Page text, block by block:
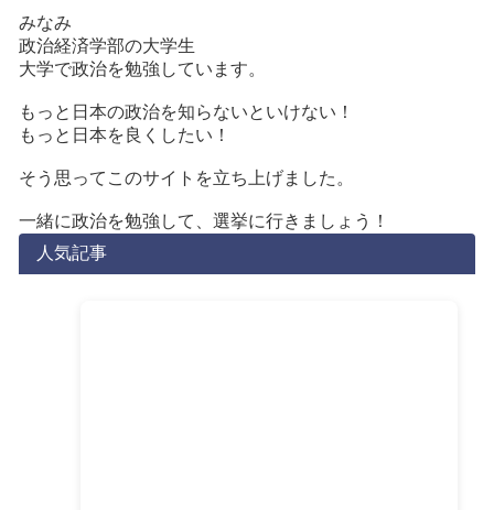
みなみ
政治経済学部の大学生
大学で政治を勉強しています。
もっと日本の政治を知らないといけない！
もっと日本を良くしたい！
そう思ってこのサイトを立ち上げました。
一緒に政治を勉強して、選挙に行きましょう！
人気記事